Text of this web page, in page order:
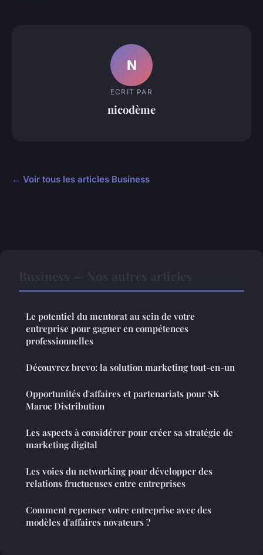
N
ECRIT PAR
nicodème
← Voir tous les articles Business
Le potentiel du mentorat au sein de votre
entreprise pour gagner en compétences
professionnelles
Découvrez brevo: la solution marketing tout-en-un
Opportunités d'affaires et partenariats pour SK
Maroc Distribution
Les aspects à considérer pour créer sa stratégie de
marketing digital
Les voies du networking pour développer des
relations fructueuses entre entreprises
Comment repenser votre entreprise avec des
modèles d'affaires novateurs ?